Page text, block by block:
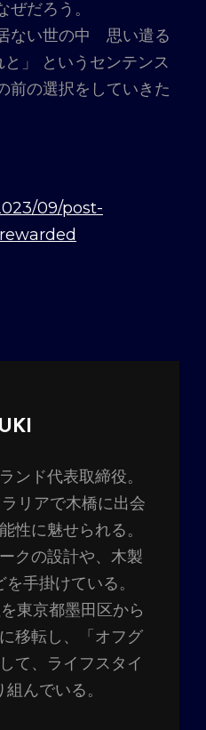
だろう。
ない世の中 思い遣る
」 というセンテンス
前の選択をしていきた
09/post-
ンド代表取締役。
リアで木橋に出会
性に魅せられる。
クの設計や、木製
手掛けている。
東京都墨田区から
移転し、「オフグ
て、ライフスタイ
んでいる。